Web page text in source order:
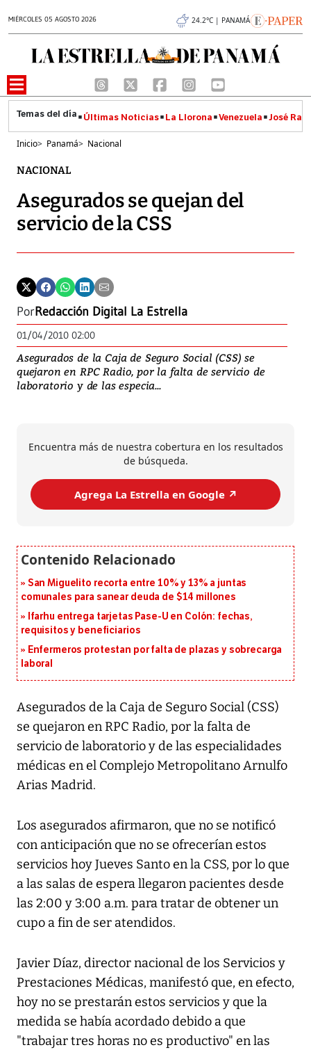
MIÉRCOLES 05 AGOSTO 2026 24.2°C | PANAMÁ
Últimas Noticias La Llorona Venezuela José
Inicio> Panamá> Nacional
NACIONAL
Asegurados se quejan del
servicio de la CSS
PorRedacción Digital La Estrella
01/04/2010 02:00
Asegurados de la Caja de Seguro Social (CSS) se
quejaron en RPC Radio, por la falta de servicio de
laboratorio y de las especia...
Encuentra más de nuestra cobertura en los resultados
de búsqueda.
Agrega La Estrella en Google ↗️
San Miguelito recorta entre 10% y 13% a juntas
comunales para sanear deuda de $14 millones
Ifarhu entrega tarjetas Pase-U en Colón: fechas,
requisitos y beneficiarios
Enfermeros protestan por falta de plazas y sobrecarga
laboral
Asegurados de la Caja de Seguro Social (CSS)
se quejaron en RPC Radio, por la falta de
servicio de laboratorio y de las especialidades
médicas en el Complejo Metropolitano Arnulfo
Arias Madrid.
Los asegurados afirmaron, que no se notificó
con anticipación que no se ofrecerían estos
servicios hoy Jueves Santo en la CSS, por lo que
a las salas de espera llegaron pacientes desde
las 2:00 y 3:00 a.m. para tratar de obtener un
cupo a fin de ser atendidos.
Javier Díaz, director nacional de los Servicios y
Prestaciones Médicas, manifestó que, en efecto,
hoy no se prestarán estos servicios y que la
medida se había acordado debido a que
"trabajar tres horas no es productivo" en las